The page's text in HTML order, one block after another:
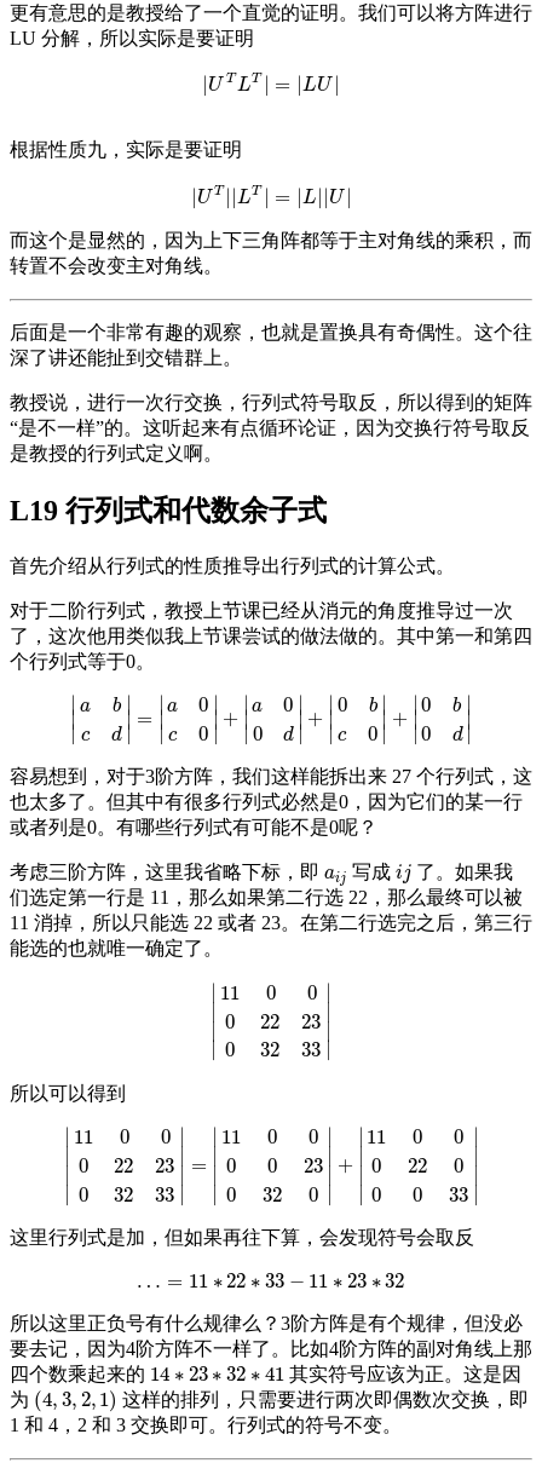
更有意思的是教授给了一个直觉的证明。我们可以将方阵进行
LU 分解，所以实际是要证明
U T LT = |LU
|UTL |=| LU|
根据性质九，实际是要证明
|U T | |LT | = |L| |U |
|U T||L |=| L||U
而这个是显然的，因为上下三角阵都等于主对角线的乘积，而
转置不会改变主对角线。
后面是一个非常有趣的观察，也就是置换具有奇偶性。这个往
深了讲还能扯到交错群上。
教授说，进行一次行交换，行列式符号取反，所以得到的矩阵
“是不一样”的。这听起来有点循环论证，因为交换行符号取反
是教授的行列式定义啊。
L19 行列式和代数余子式
首先介绍从行列式的性质推导出行列式的计算公式。
对于二阶行列式，教授上节课已经从消元的角度推导过一次
了，这次他用类似我上节课尝试的做法做的。其中第一和第四
个行列式等于0。
∣
∣
∣
a
c
b
d
∣
∣
∣ =
∣
∣
∣
a
c
0
0
∣
∣
∣ +
∣
∣
∣
a
0
0
d
∣
∣
∣ +
∣
∣
∣
0
c
b
0
∣
∣
∣ +
∣
∣
∣
0
0
b
d
∣
∣
∣
|ab c c 0|+| + 0b c 0 d|
容易想到，对于3阶方阵，我们这样能拆出来 27 个行列式，这
也太多了。但其中有很多行列式必然是0，因为它们的某一行
或者列是0。有哪些行列式有可能不是0呢？
考虑三阶方阵，这里我省略下标，即 aij
aij 写成 ij
ij 了。如果我
们选定第一行是 11，那么如果第二行选 22，那么最终可以被
11 消掉，所以只能选 22 或者 23。在第二行选完之后，第三行
能选的也就唯一确定了。
∣
∣
∣
∣
11
0
0
0
22
32
0
23
33
∣
∣
∣
∣
|110 22 03233
所以可以得到
∣
11
0
0
0
22
32
0
23
33 ∣
=
∣
11
0
0
0
0
32
0
23
0 ∣
+
∣
11
0
0
0
22
0
0
0
33 ∣
| 11 022 23032 33| = 11 00 032 0 |+ 110 220 33
这里行列式是加，但如果再往下算，会发现符号会取反
… = 11 ∗22 ∗ 33 − 11 ∗ 23 ∗32
…=11 ∗22∗ 33−11∗23 ∗32
所以这里正负号有什么规律么？3阶方阵是有个规律，但没必
要去记，因为4阶方阵不一样了。比如4阶方阵的副对角线上那
四个数乘起来的 14 ∗ 23 ∗ 32 ∗ 41
14 ∗ 23∗32∗41
其实符号应该为正。这是因
为 (4, 3, 2, 1)
(4,3,2 ,1)
这样的排列，只需要进行两次即偶数次交换，即
1 和 4，2 和 3 交换即可。行列式的符号不变。